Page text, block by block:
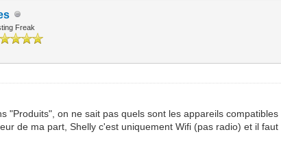
Freak
"Produits", on ne sait pas quels sont les appareils compatibles
de ma part, Shelly c'est uniquement Wifi (pas radio) et il